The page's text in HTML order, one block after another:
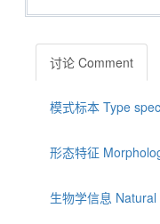
讨论 Comment
模式标本 Type
形态特征
生物学信息